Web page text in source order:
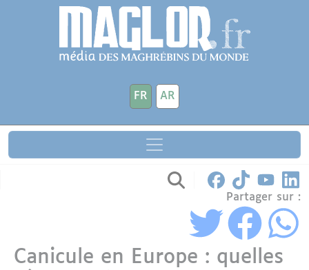
Aller au contenu principal
FR AR
Partager sur :
Canicule en Europe : quelles
Panneau de gestion des cookies